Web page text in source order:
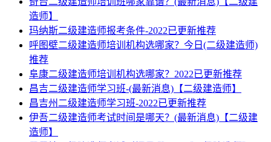
造师】
玛纳斯二级建造师报考条件-2022已更新推荐
呼图壁二级建造师培训机构选哪家？今日(二级建造师)
推荐
阜康二级建造师培训机构选哪家？2022已更新推荐
昌吉二级建造师学习班-(最新消息)【二级建造师】
昌吉州二级建造师学习班-2022已更新推荐
伊吾二级建造师考试时间是哪天？(最新消息)【二级建
造师】